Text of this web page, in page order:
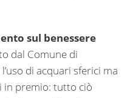
sul benessere
dal Comune di
di acquari sferici ma
in premio: tutto ciò